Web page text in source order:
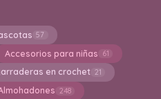
57
Accesorios para niñas 61
en crochet 21
248